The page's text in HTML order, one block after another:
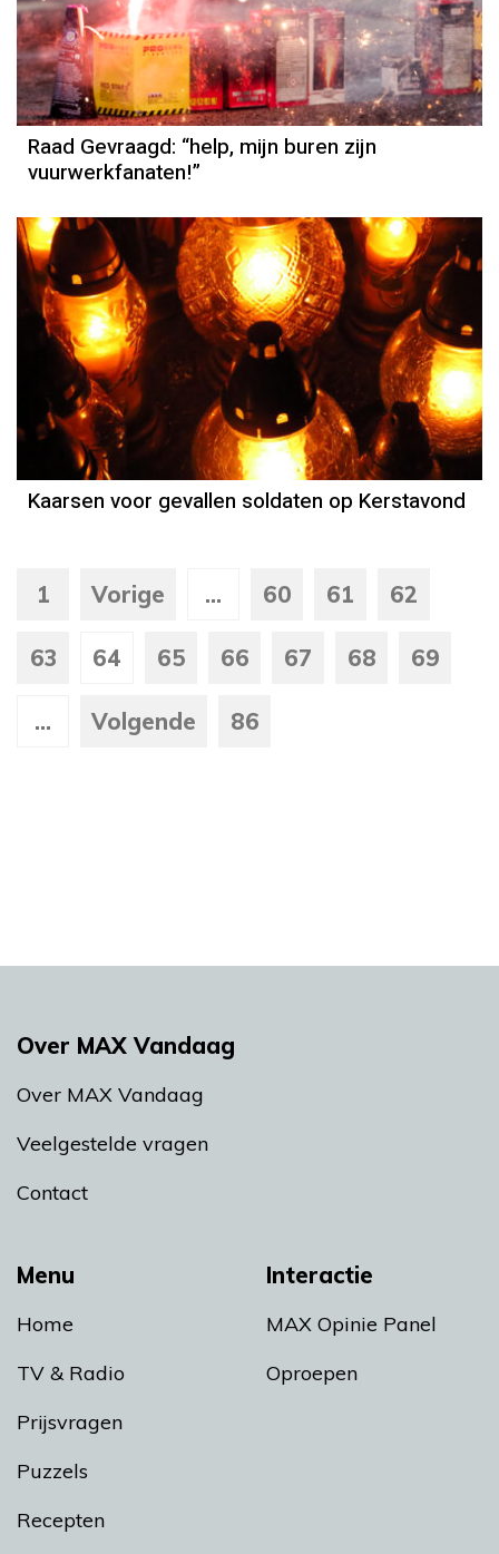
Raad Gevraagd: “help, mijn buren zijn
vuurwerkfanaten!”
Kaarsen voor gevallen soldaten op Kerstavond
1 Vorige ... 60 61 62
63 64 65 66 67 68 69
... Volgende 86
Menu
Home
TV & Radio
Prijsvragen
Puzzels
Recepten
Interactie
MAX Opinie Panel
Oproepen
Over MAX Vandaag
Over MAX Vandaag
Veelgestelde vragen
Contact